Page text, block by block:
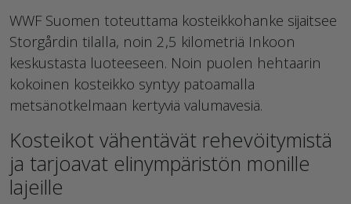
WWF Suomen toteuttama kosteikkohanke sijaitsee
Storgårdin tilalla, noin 2,5 kilometriä Inkoon
keskustasta luoteeseen. Noin puolen hehtaarin
kokoinen kosteikko syntyy patoamalla
metsänotkelmaan kertyviä valumavesiä.
Kosteikot vähentävät rehevöitymistä
ja tarjoavat elinympäristön monille
lajeille